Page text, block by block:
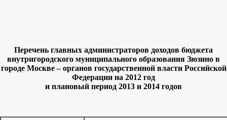
Перечень главных администраторов доходов бюджета
внутригородского муниципального образования Зюзино в
городе Москве – органов государственной власти Российской
Федерации на 2012 год
и плановый период 2013 и 2014 годов